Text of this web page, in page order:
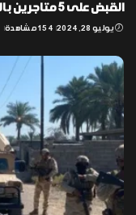
القبض على 5 متاجرين بالمخدرات في النجف بعملية أمنية
يوليو 28, 2024 154 مشاهدة